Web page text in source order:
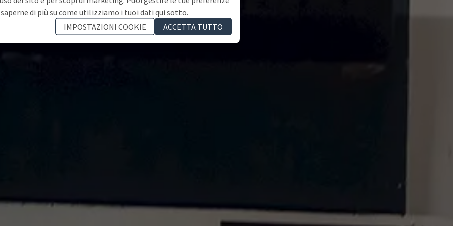
di più su come utilizziamo i tuoi dati qui sotto.
IMPOSTAZIONI COOKIE
ACCETTA TUTTO